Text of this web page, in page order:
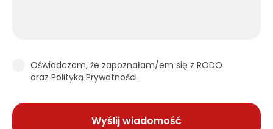
Oświadczam, że zapoznałam/em się z RODO
oraz Polityką Prywatności.